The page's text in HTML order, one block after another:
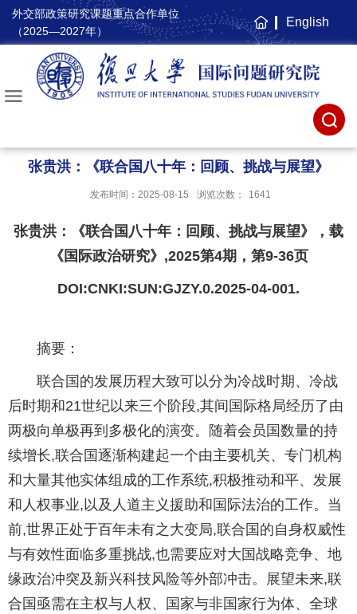
外交部政策研究课题重点合作单位
（2025—2027年）
主
页
English
张贵洪：《联合国八十年：回顾、挑战与展望》
发布时间：2025-08-15 浏览次数： 1641
张贵洪：《联合国八十年：回顾、挑战与展望》，载
《国际政治研究》,2025第4期，第9-36页
DOI:CNKI:SUN:GJZY.0.2025-04-001.
摘要：
联合国的发展历程大致可以分为冷战时期、冷战
后时期和21世纪以来三个阶段,其间国际格局经历了由
两极向单极再到多极化的演变。随着会员国数量的持
续增长,联合国逐渐构建起一个由主要机关、专门机构
和大量其他实体组成的工作系统,积极推动和平、发展
和人权事业,以及人道主义援助和国际法治的工作。当
前,世界正处于百年未有之大变局,联合国的自身权威性
与有效性面临多重挑战,也需要应对大国战略竞争、地
缘政治冲突及新兴科技风险等外部冲击。展望未来,联
合国亟需在主权与人权、国家与非国家行为体、全球